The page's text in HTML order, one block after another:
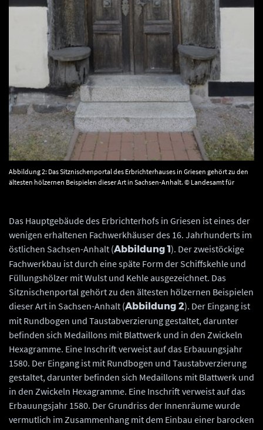
Abbildung 2: Das Sitznischenportal des Erbrichterhauses in Griesen gehört zu den
ältesten hölzernen Beispielen dieser Art in Sachsen-Anhalt. © Landesamt für
Das Hauptgebäude des Erbrichterhofs in Griesen ist eines der
wenigen erhaltenen Fachwerkhäuser des 16. Jahrhunderts im
östlichen Sachsen-Anhalt (Abbildung 1 ). Der zweistöckige
Fachwerkbau ist durch eine späte Form der Schiffskehle und
Füllungshölzer mit Wulst und Kehle ausgezeichnet. Das
Sitznischenportal gehört zu den ältesten hölzernen Beispielen
dieser Art in Sachsen-Anhalt (Abbildung 2). Der Eingang ist
mit Rundbogen und Taustabverzierung gestaltet, darunter
befinden sich Medaillons mit Blattwerk und in den Zwickeln
Hexagramme. Eine Inschrift verweist auf das Erbauungsjahr
1580. Der Eingang ist mit Rundbogen und Taustabverzierung
gestaltet, darunter befinden sich Medaillons mit Blattwerk und
in den Zwickeln Hexagramme. Eine Inschrift verweist auf das
Erbauungsjahr 1580. Der Grundriss der Innenräume wurde
vermutlich im Zusammenhang mit dem Einbau einer barocken